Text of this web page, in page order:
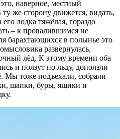
наверное, местный
же сторону движется, видать,
лодка тяжёлая, гораздо
– к провалившимся не
барахтающихся в полынье это
развернулась,
лёд. К этому времени оба
и ползут по льду, доползли
Мы тоже подъехали, собрали
шапки, буры, ящики и